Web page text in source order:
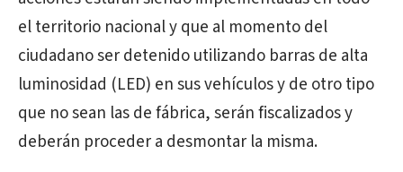
el territorio nacional y que al momento del
ciudadano ser detenido utilizando barras de alta
luminosidad (LED) en sus vehículos y de otro tipo
que no sean las de fábrica, serán fiscalizados y
deberán proceder a desmontar la misma.